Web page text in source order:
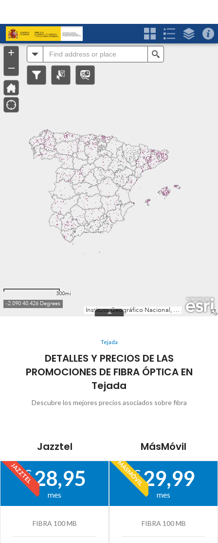
Tejada
DETALLES Y PRECIOS DE LAS
PROMOCIONES DE FIBRA ÓPTICA EN
Tejada
Descubre los mejores precios asociados sobre fibra
Jazztel
JAZZTEL
€28,95
mes
FIBRA 100 MB
MásMóvil
MÁSMÓVIL
€29,99
mes
FIBRA 100 MB